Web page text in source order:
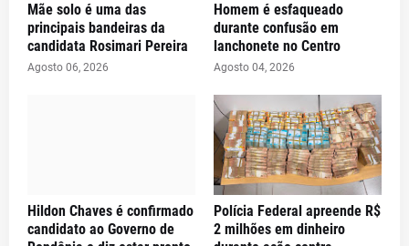
Mãe solo é uma das
principais bandeiras da
candidata Rosimari Pereira
Agosto 06, 2026
Homem é esfaqueado
durante confusão em
lanchonete no Centro
Agosto 04, 2026
Hildon Chaves é confirmado
candidato ao Governo de
Polícia Federal apreende R$
2 milhões em dinheiro